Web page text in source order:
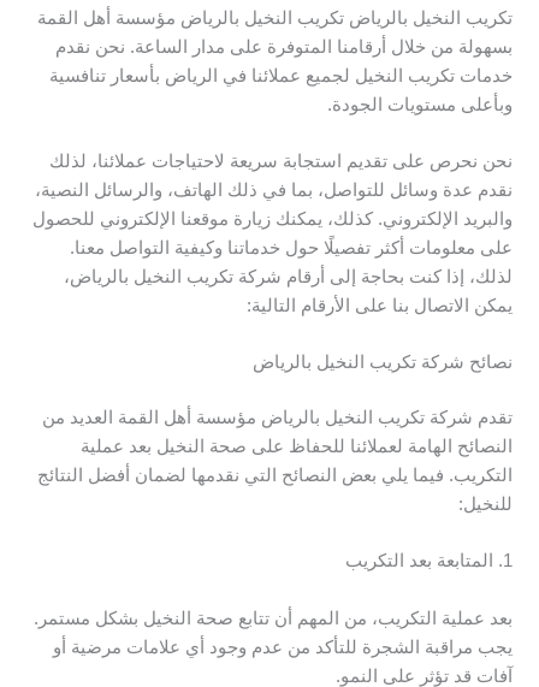
تكريب النخيل بالرياض تكريب النخيل بالرياض مؤسسة أهل القمة
بسهولة من خلال أرقامنا المتوفرة على مدار الساعة. نحن نقدم
خدمات تكريب النخيل لجميع عملائنا في الرياض بأسعار تنافسية
وبأعلى مستويات الجودة.
نحن نحرص على تقديم استجابة سريعة لاحتياجات عملائنا، لذلك
نقدم عدة وسائل للتواصل، بما في ذلك الهاتف، والرسائل النصية،
والبريد الإلكتروني. كذلك، يمكنك زيارة موقعنا الإلكتروني للحصول
على معلومات أكثر تفصيلًا حول خدماتنا وكيفية التواصل معنا.
لذلك، إذا كنت بحاجة إلى أرقام شركة تكريب النخيل بالرياض،
يمكن الاتصال بنا على الأرقام التالية:
نصائح شركة تكريب النخيل بالرياض
تقدم شركة تكريب النخيل بالرياض مؤسسة أهل القمة العديد من
النصائح الهامة لعملائنا للحفاظ على صحة النخيل بعد عملية
التكريب. فيما يلي بعض النصائح التي نقدمها لضمان أفضل النتائج
للنخيل:
1. المتابعة بعد التكريب
بعد عملية التكريب، من المهم أن تتابع صحة النخيل بشكل مستمر.
يجب مراقبة الشجرة للتأكد من عدم وجود أي علامات مرضية أو
آفات قد تؤثر على النمو.